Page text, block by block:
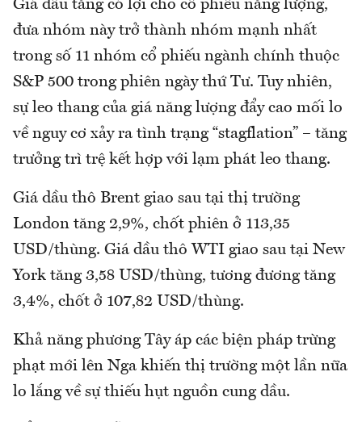
Giá dầu tăng có lợi cho cổ phiếu năng lượng,
đưa nhóm này trở thành nhóm mạnh nhất
trong số 11 nhóm cổ phiếu ngành chính thuộc
S&P 500 trong phiên ngày thứ Tư. Tuy nhiên,
sự leo thang của giá năng lượng đẩy cao mối lo
về nguy cơ xảy ra tình trạng “stagflation” – tăng
trưởng trì trệ kết hợp với lạm phát leo thang.
Giá dầu thô Brent giao sau tại thị trường
London tăng 2,9%, chốt phiên ở 113,35
USD/thùng. Giá dầu thô WTI giao sau tại New
York tăng 3,58 USD/thùng, tương đương tăng
3,4%, chốt ở 107,82 USD/thùng.
Khả năng phương Tây áp các biện pháp trừng
phạt mới lên Nga khiến thị trường một lần nữa
lo lắng về sự thiếu hụt nguồn cung dầu.